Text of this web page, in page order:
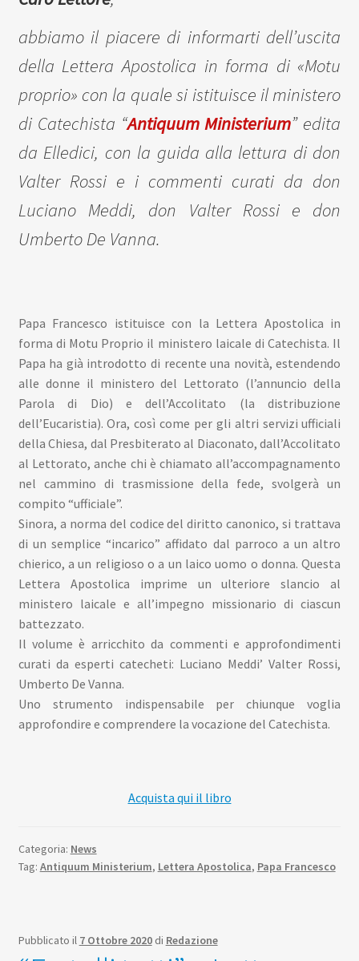
abbiamo il piacere di informarti dell’uscita
della Lettera Apostolica in forma di «Motu
proprio» con la quale si istituisce il ministero
di Catechista “Antiquum Ministerium” edita
da Elledici, con la guida alla lettura di don
Valter Rossi e i commenti curati da don
Luciano Meddi, don Valter Rossi e don
Umberto De Vanna.
Papa Francesco istituisce con la Lettera Apostolica in
forma di Motu Proprio il ministero laicale di Catechista. Il
Papa ha già introdotto di recente una novità, estendendo
alle donne il ministero del Lettorato (l’annuncio della
Parola di Dio) e dell’Accolitato (la distribuzione
dell’Eucaristia). Ora, così come per gli altri servizi ufficiali
della Chiesa, dal Presbiterato al Diaconato, dall’Accolitato
al Lettorato, anche chi è chiamato all’accompagnamento
nel cammino di trasmissione della fede, svolgerà un
compito “ufficiale”.
Sinora, a norma del codice del diritto canonico, si trattava
di un semplice “incarico” affidato dal parroco a un altro
chierico, a un religioso o a un laico uomo o donna. Questa
Lettera Apostolica imprime un ulteriore slancio al
ministero laicale e all’impegno missionario di ciascun
battezzato.
Il volume è arricchito da commenti e approfondimenti
curati da esperti catecheti: Luciano Meddi’ Valter Rossi,
Umberto De Vanna.
Uno strumento indispensabile per chiunque voglia
approfondire e comprendere la vocazione del Catechista.
Acquista qui il libro
Categoria: News
Tag: Antiquum Ministerium, Lettera Apostolica, Papa Francesco
Pubblicato il 7 Ottobre 2020 di Redazione